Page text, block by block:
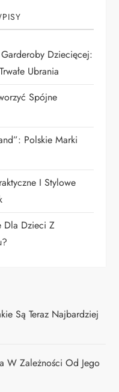
Dziecięcej:
Ubrania
Spójne
Polskie Marki
I Stylowe
Dla Dzieci Z
Są Teraz Najbardziej
W Zależności Od Jego